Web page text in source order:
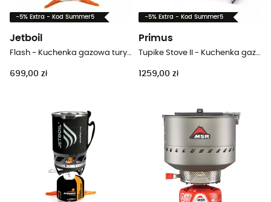
-5% Extra - Kod Summer5
Jetboil
Flash - Kuchenka gazowa turystyczna
699,00 zł
-5% Extra - Kod Summer5
Primus
Tupike Stove II - Kuchenka gazowa turystyczna
1259,00 zł